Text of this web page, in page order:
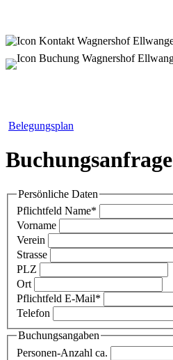
Belegungsplan
Buchungsanfrage
Persönliche Daten
Pflichtfeld Name*
Vorname
Verein
Strasse
PLZ
Ort
Pflichtfeld E-Mail*
Telefon
Buchungsangaben
Personen-Anzahl ca.